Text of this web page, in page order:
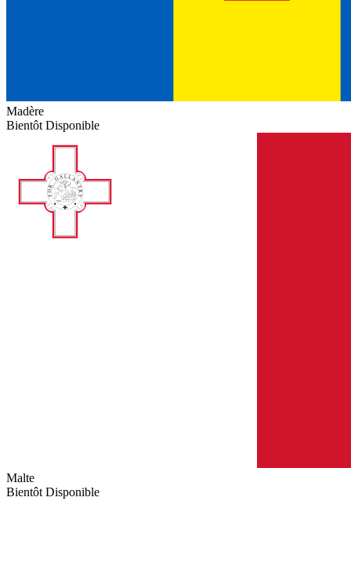
Madère
Bientôt Disponible
Malte
Bientôt Disponible